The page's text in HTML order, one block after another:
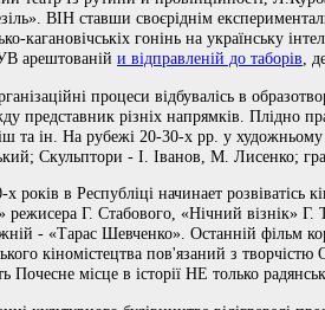
ВІН ставши своєріднім
кагановічськіх гонінь на українську
арештованій и відправленій до таборів,
процеси відбувалісь в
представник різніх напрямків. Плідно
та ін. На рубежі 20-30-х рр. у
Скульптори - І. Іванов, М. Лисенко;
років в Республіці начинает
режисера Г. Стабового, «Нічний візнік»
- «Тарас Шевченко». Останній фільм
кіномістецтва пов'язаний з
Почесне місце в історії НЕ только